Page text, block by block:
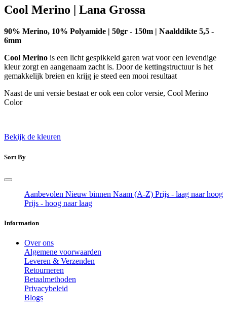
Cool Merino | Lana Grossa
90% Merino, 10% Polyamide | 50gr - 150m | Naalddikte 5,5 -
6mm
Cool Merino is een licht gespikkeld garen wat voor een levendige
kleur zorgt en aangenaam zacht is. Door de kettingstructuur is het
gemakkelijk breien en krijg je steed een mooi resultaat
Naast de uni versie bestaat er ook een color versie, Cool Merino
Color
Bekijk de kleuren
Sort By
Aanbevolen Nieuw binnen Naam (A-Z) Prijs - laag naar hoog
Prijs - hoog naar laag
Information
Over ons
Algemene voorwaarden
Leveren & Verzenden
Retourneren
Betaalmethoden
Privacybeleid
Blogs